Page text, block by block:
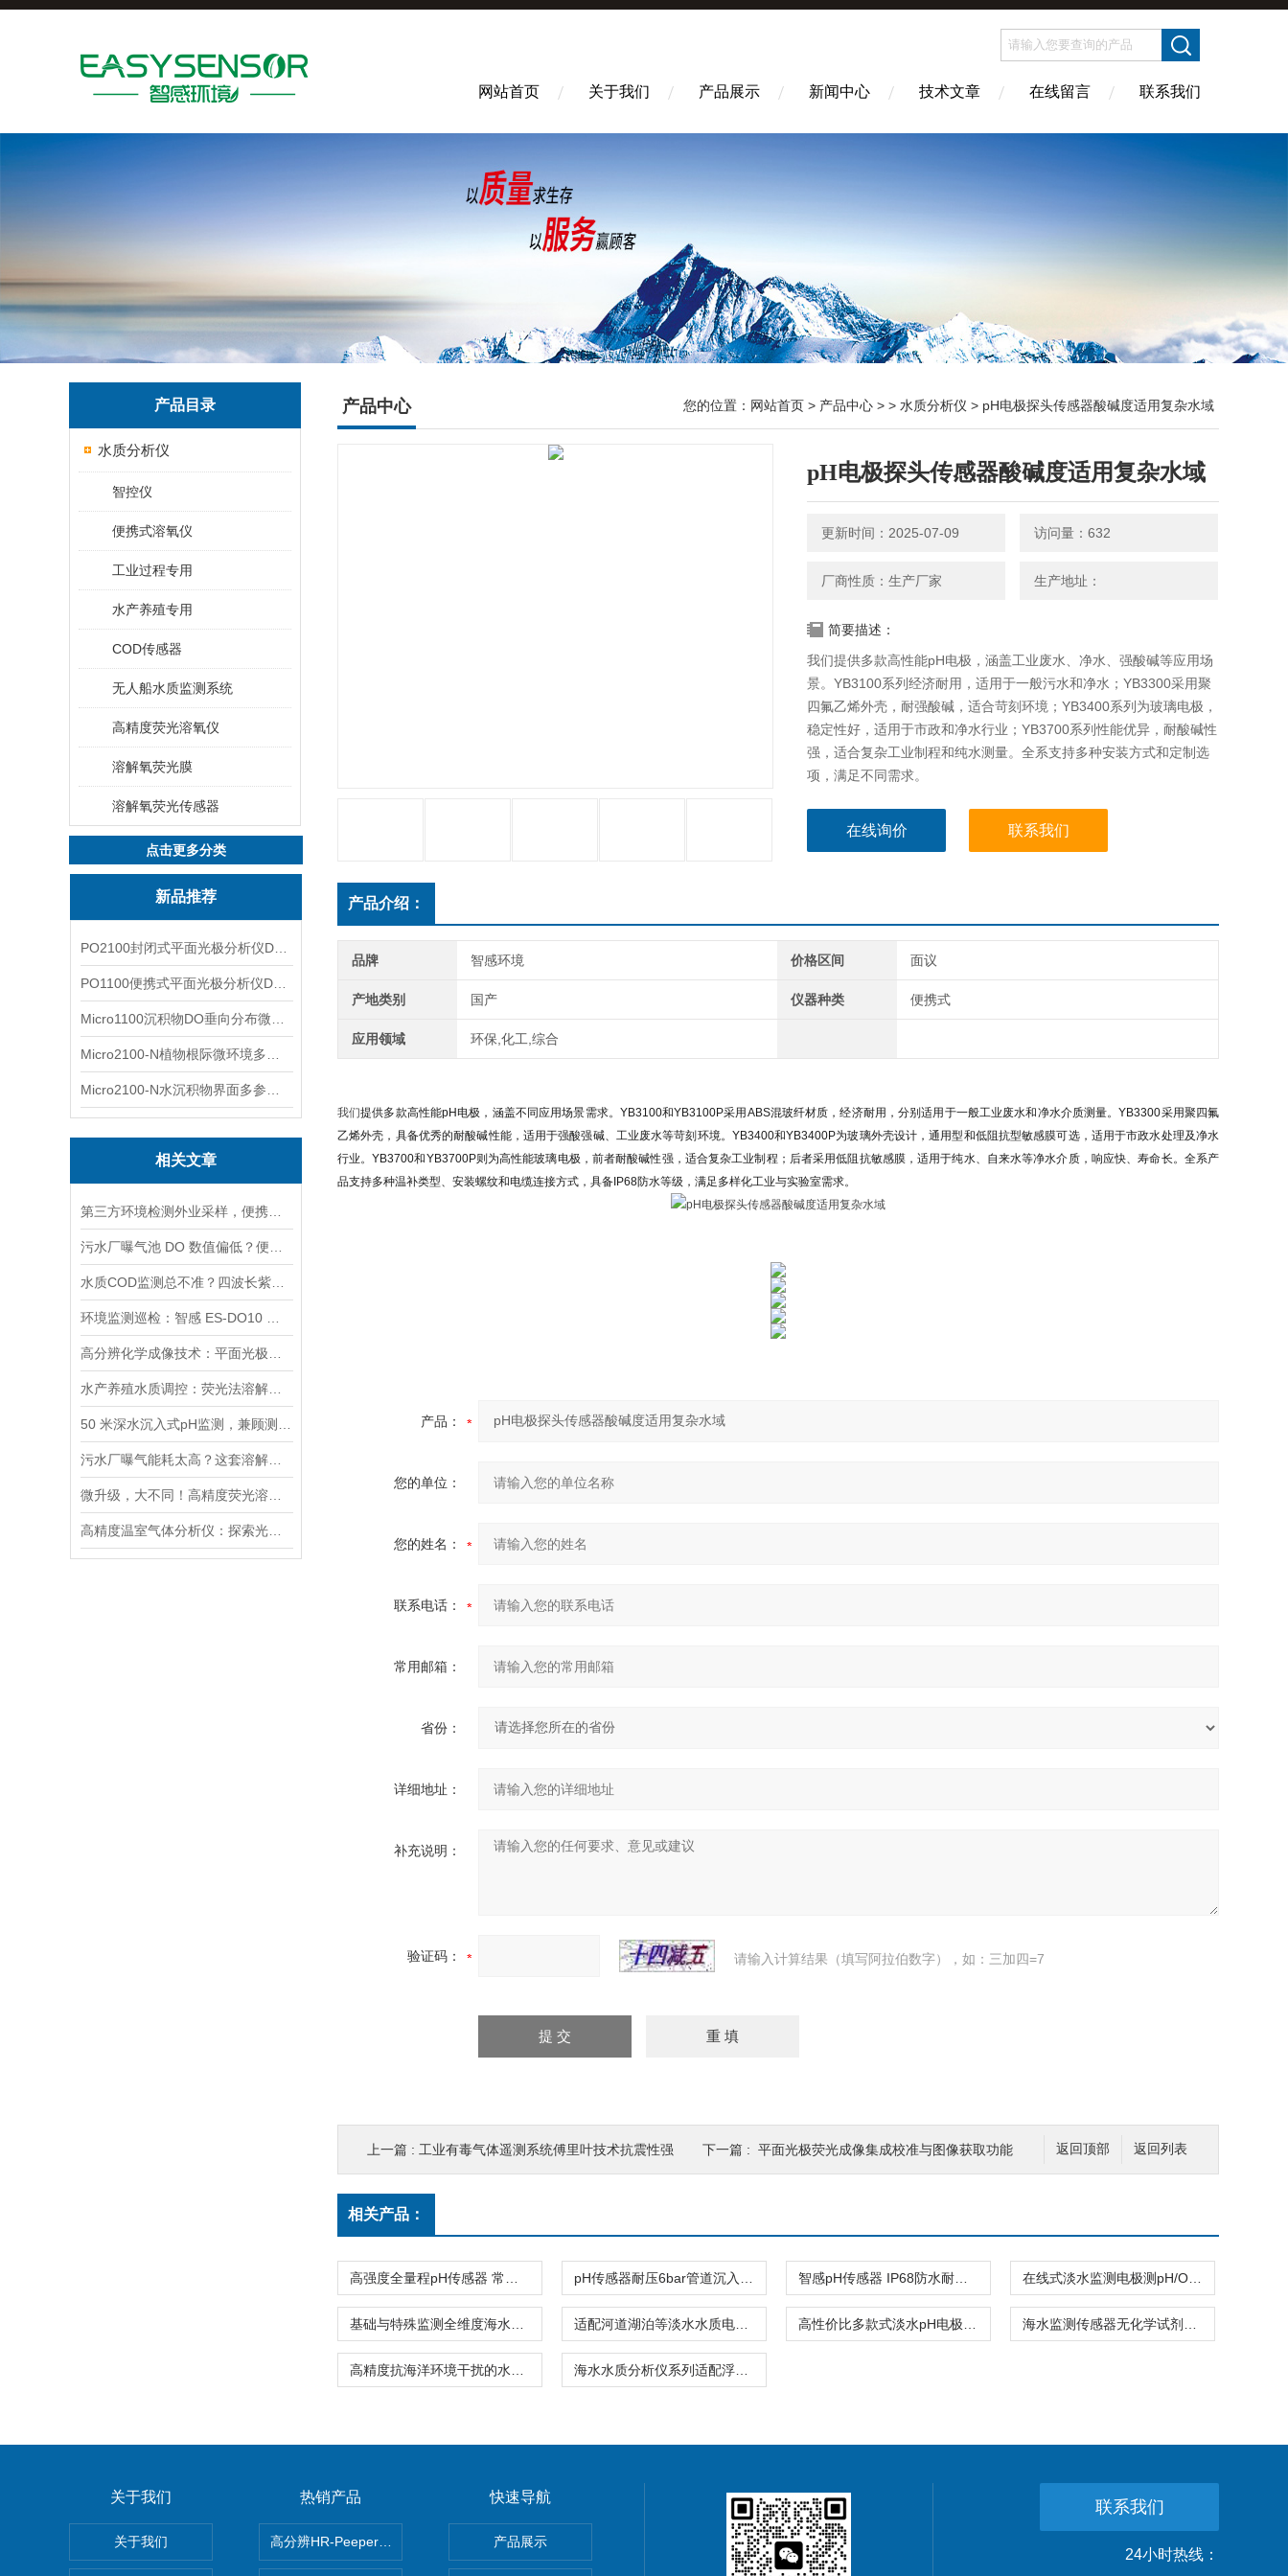
网站首页 关于我们 产品展示 新闻中心 技术文章 在线留言 联系我们
产品目录
水质分析仪
智控仪
便携式溶氧仪
工业过程专用
水产养殖专用
COD传感器
无人船水质监测系统
高精度荧光溶氧仪
溶解氧荧光膜
溶解氧荧光传感器
点击更多分类
新品推荐
相关文章
产品中心 您的位置： 网站首页 > 产品中心 > > 水质分析仪 > pH电极探头传感器酸碱度适用复杂水域
pH电极探头传感器酸碱度适用复杂水域
更新时间：2025-07-09 访问量：632
厂商性质：生产厂家 生产地址：
简要描述：
我们提供多款高性能pH电极，涵盖工业废水、净水、强酸碱等应用场
景。YB3100系列经济耐用，适用于一般污水和净水；YB3300采用聚
四氟乙烯外壳，耐强酸碱，适合苛刻环境；YB3400系列为玻璃电极，
稳定性好，适用于市政和净水行业；YB3700系列性能优异，耐酸碱性
强，适合复杂工业制程和纯水测量。全系支持多种安装方式和定制选
项，满足不同需求。
在线询价 联系我们
产品介绍：
品牌 智感环境 价格区间 面议
产地类别 国产 仪器种类 便携式
应用领域 环保,化工,综合
我们提供多款高性能pH电极，涵盖不同应用场景需求。YB3100和YB3100P采用ABS混玻纤材质，经济耐用，分别适用于一般工业废水和净水介质测量。YB3300采用聚四氟
乙烯外壳，具备优秀的耐酸碱性能，适用于强酸强碱、工业废水等苛刻环境。YB3400和YB3400P为玻璃外壳设计，通用型和低阻抗型敏感膜可选，适用于市政水处理及净水
行业。YB3700和YB3700P则为高性能玻璃电极，前者耐酸碱性强，适合复杂工业制程；后者采用低阻抗敏感膜，适用于纯水、自来水等净水介质，响应快、寿命长。全系产
品支持多种温补类型、安装螺纹和电缆连接方式，具备IP68防水等级，满足多样化工业与实验室需求。
产品：
您的单位：
您的姓名：
联系电话：
常用邮箱：
省份：
详细地址：
补充说明：
验证码： 请输入计算结果（填写阿拉伯数字），如：三加四=7
返回列表
返回顶部
上一篇 : 工业有毒气体遥测系统傅里叶技术抗震性强 下一篇 : 平面光极荧光成像集成校准与图像获取功能
相关产品：
关于我们
关于我们
热销产品
高分辨HR-Peeper采样器孔隙水采集30+溶解态
快速导航
产品展示
联系我们
24小时热线：